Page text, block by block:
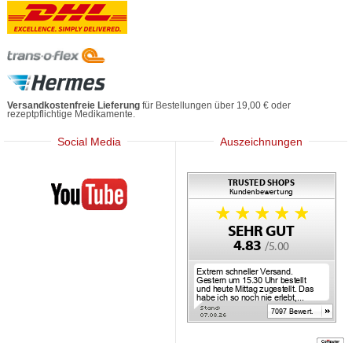
Versandkostenfreie Lieferung für Bestellungen über 19,00 € oder
rezeptpflichtige Medikamente.
Social Media
Mediherz
Auszeichnungen